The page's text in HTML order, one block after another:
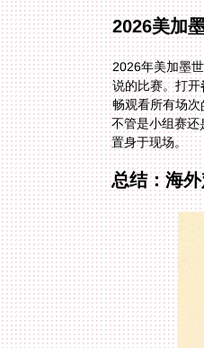
2026美加
2026年美加墨
说的比赛。打开
不管是小组赛还
置身于现场。
总结：海